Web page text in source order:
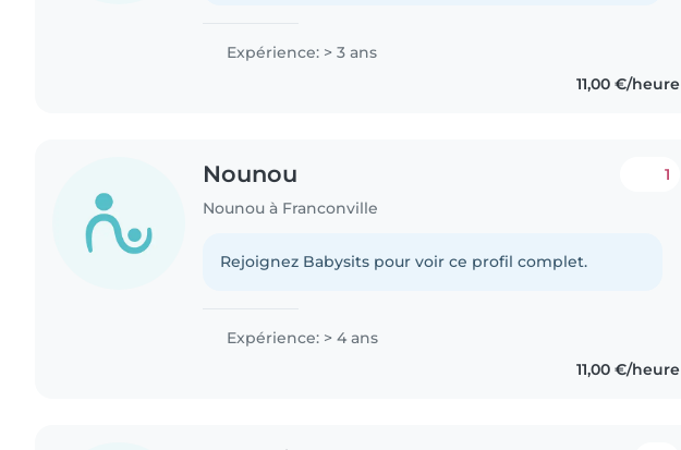
Expérience: > 3 ans
11,00 €/heure
Nounou
Nounou à Franconville
1
Rejoignez Babysits pour voir ce profil complet.
Expérience: > 4 ans
11,00 €/heure